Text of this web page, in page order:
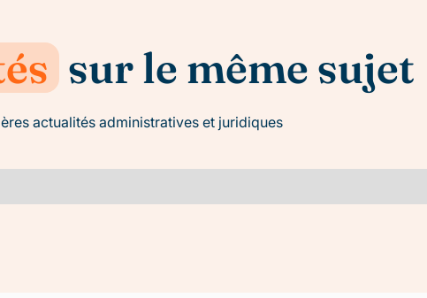
sur le même sujet
actualités administratives et juridiques